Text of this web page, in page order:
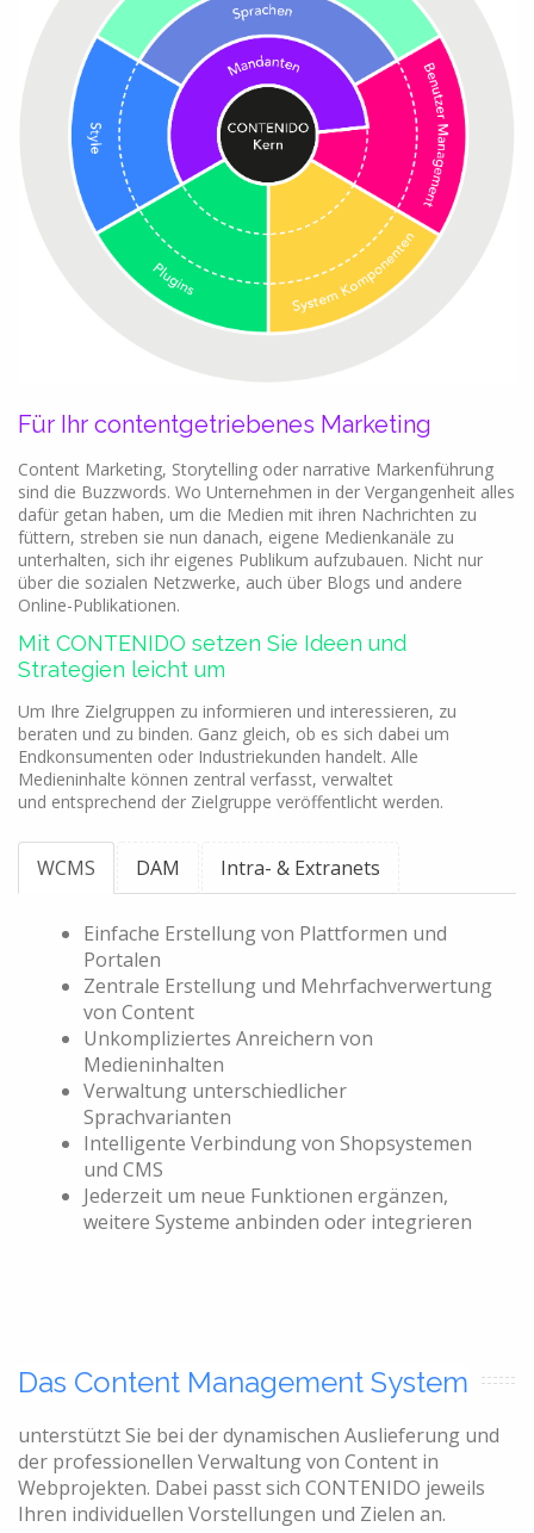
Für Ihr contentgetriebenes Marketing
Content Marketing, Storytelling oder narrative Markenführung
sind die Buzzwords. Wo Unternehmen in der Vergangenheit alles
dafür getan haben, um die Medien mit ihren Nachrichten zu
füttern, streben sie nun danach, eigene Medienkanäle zu
unterhalten, sich ihr eigenes Publikum aufzubauen. Nicht nur
über die sozialen Netzwerke, auch über Blogs und andere
Online-Publikationen.
Mit CONTENIDO setzen Sie Ideen und
Strategien leicht um
Um Ihre Zielgruppen zu informieren und interessieren, zu
beraten und zu binden. Ganz gleich, ob es sich dabei um
Endkonsumenten oder Industriekunden handelt. Alle
Medieninhalte können zentral verfasst, verwaltet
und entsprechend der Zielgruppe veröffentlicht werden.
WCMS DAM Intra- & Extranets
Einfache Erstellung von Plattformen und
Portalen
Zentrale Erstellung und Mehrfachverwertung
von Content
Unkompliziertes Anreichern von
Medieninhalten
Verwaltung unterschiedlicher
Sprachvarianten
Intelligente Verbindung von Shopsystemen
und CMS
Jederzeit um neue Funktionen ergänzen,
weitere Systeme anbinden oder integrieren
Das Content Management System
unterstützt Sie bei der dynamischen Auslieferung und
der professionellen Verwaltung von Content in
Webprojekten. Dabei passt sich CONTENIDO jeweils
Ihren individuellen Vorstellungen und Zielen an.